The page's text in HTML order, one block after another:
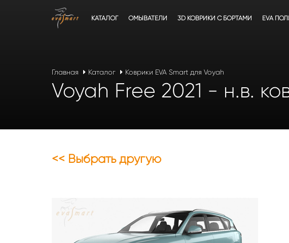
КАТАЛОГ ОМЫВАТЕЛИ 3D КОВРИКИ C БОРТАМИ EVA
Главная Каталог Коврики EVA Smart для Voyah
Voyah Free 2021 - н.в.
<< Выбрать другую